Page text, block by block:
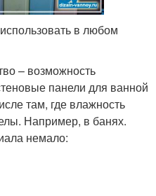
в любом
– возможность
панели для ванной
там, где влажность
Например, в банях.
немало: